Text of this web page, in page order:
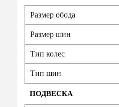
Размер обода
Размер шин
Тип колес
Тип шин
ПОДВЕСКА